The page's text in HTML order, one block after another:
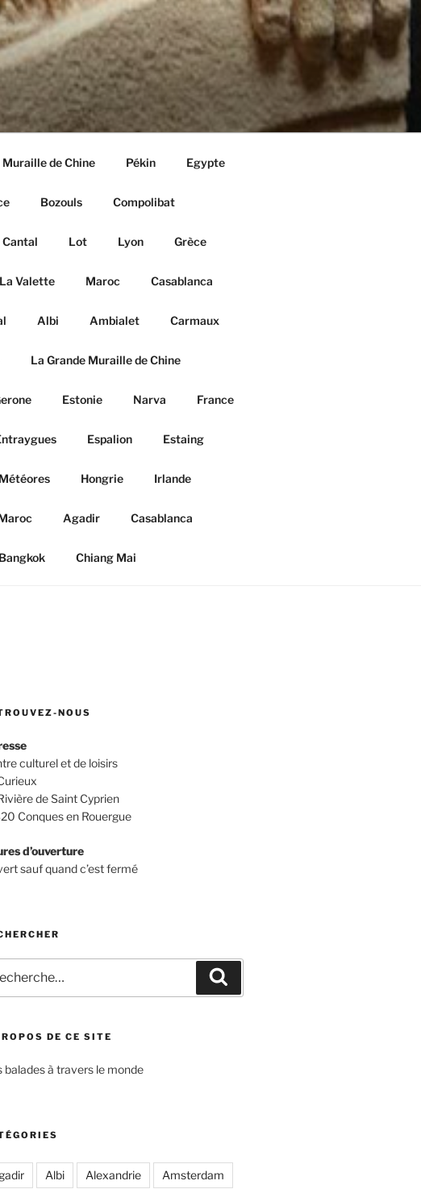
Muraille de Chine Pékin Egypte
Bozouls Compolibat
Cantal Lot Lyon Grèce
La Valette Maroc Casablanca
Albi Ambialet Carmaux
La Grande Muraille de Chine
Estonie Narva France
Espalion Estaing
Hongrie Irlande
Agadir Casablanca
Bangkok Chiang Mai
NOUS
culturel et de loisirs
de Saint Cyprien
Conques en Rouergue
d’ouverture
sauf quand c’est fermé
DE CE SITE
balades à travers le monde
Albi Alexandrie Amsterdam